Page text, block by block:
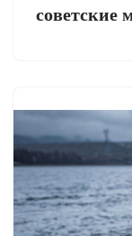
советские